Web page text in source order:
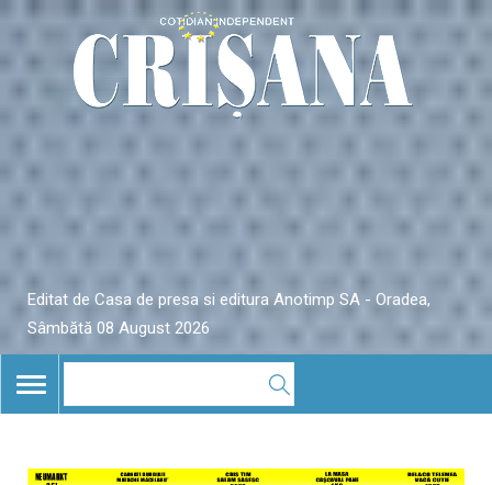
Editat de Casa de presa si editura Anotimp SA - Oradea,
Sâmbătă 08 August 2026
TOGGLE
NAVIGATION